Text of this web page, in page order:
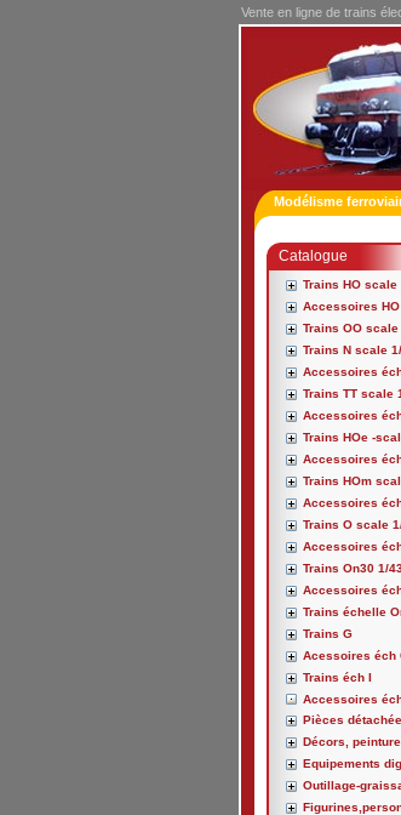
Vente en ligne de trains
Modélisme
Catalogue
Trains HO scale
Accessoires HO
Trains OO scale
Trains N scale
Accessoires
Trains TT scale
Accessoires
Trains HOe -
Accessoires
Trains HOm
Accessoires
Trains O scale
Accessoires
Trains On30 1/
Accessoires
Trains échelle
Trains G
Acessoires éch
Trains éch I
Accessoires
Pièces
Décors, peinture
Equipements
Outillage-